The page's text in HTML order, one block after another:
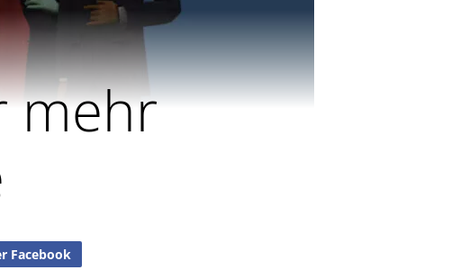
mehr
Facebook